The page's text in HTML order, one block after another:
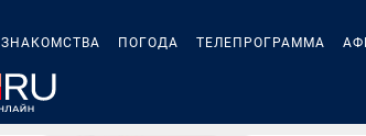
ЗНАКОМСТВА ПОГОДА ТЕЛЕПРОГРАММА